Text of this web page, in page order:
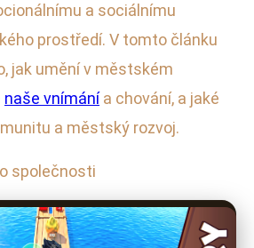
a sociálnímu
prostředí. V tomto článku
jak umění v městském
naše vnímánía chování, a jaké
a městský rozvoj.
společnosti